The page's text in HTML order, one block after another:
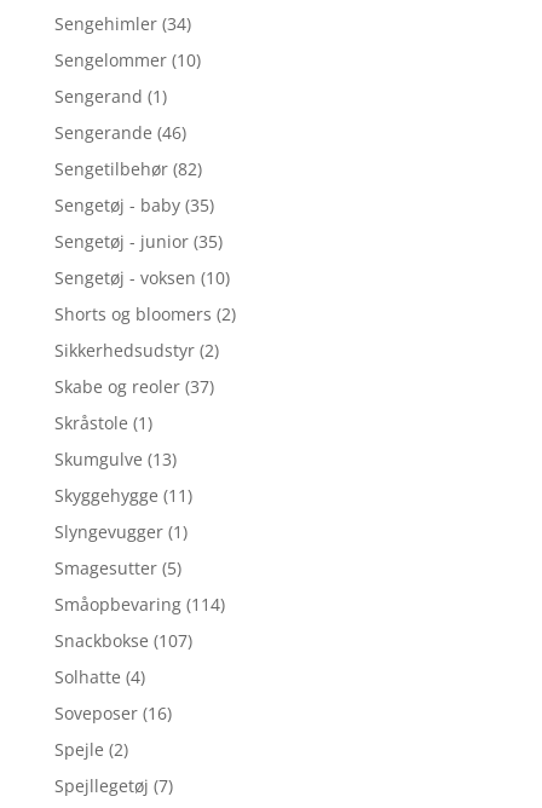
Sengehimler (34)
Sengelommer (10)
Sengerand (1)
Sengerande (46)
Sengetilbehør (82)
Sengetøj - baby (35)
Sengetøj - junior (35)
Sengetøj - voksen (10)
Shorts og bloomers (2)
Sikkerhedsudstyr (2)
Skabe og reoler (37)
Skråstole (1)
Skumgulve (13)
Skyggehygge (11)
Slyngevugger (1)
Smagesutter (5)
Småopbevaring (114)
Snackbokse (107)
Solhatte (4)
Soveposer (16)
Spejle (2)
Spejllegetøj (7)